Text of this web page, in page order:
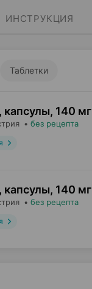
ИНСТРУКЦИЯ
Таблетки
капсулы, 140 мг
• без рецепта
капсулы, 140 мг
• без рецепта